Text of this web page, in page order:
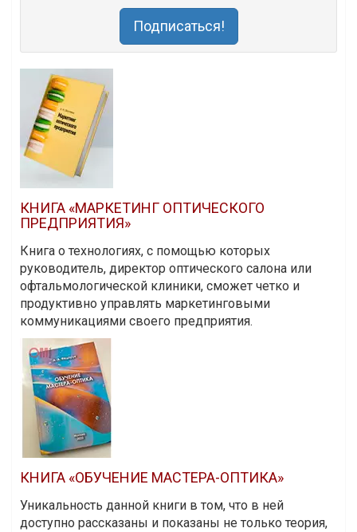
Подписаться!
КНИГА «МАРКЕТИНГ ОПТИЧЕСКОГО
ПРЕДПРИЯТИЯ»
Книга о технологиях, с помощью которых
руководитель, директор оптического салона или
офтальмологической клиники, сможет четко и
продуктивно управлять маркетинговыми
коммуникациями своего предприятия.
КНИГА «ОБУЧЕНИЕ МАСТЕРА-ОПТИКА»
Уникальность данной книги в том, что в ней
доступно рассказаны и показаны не только теория,